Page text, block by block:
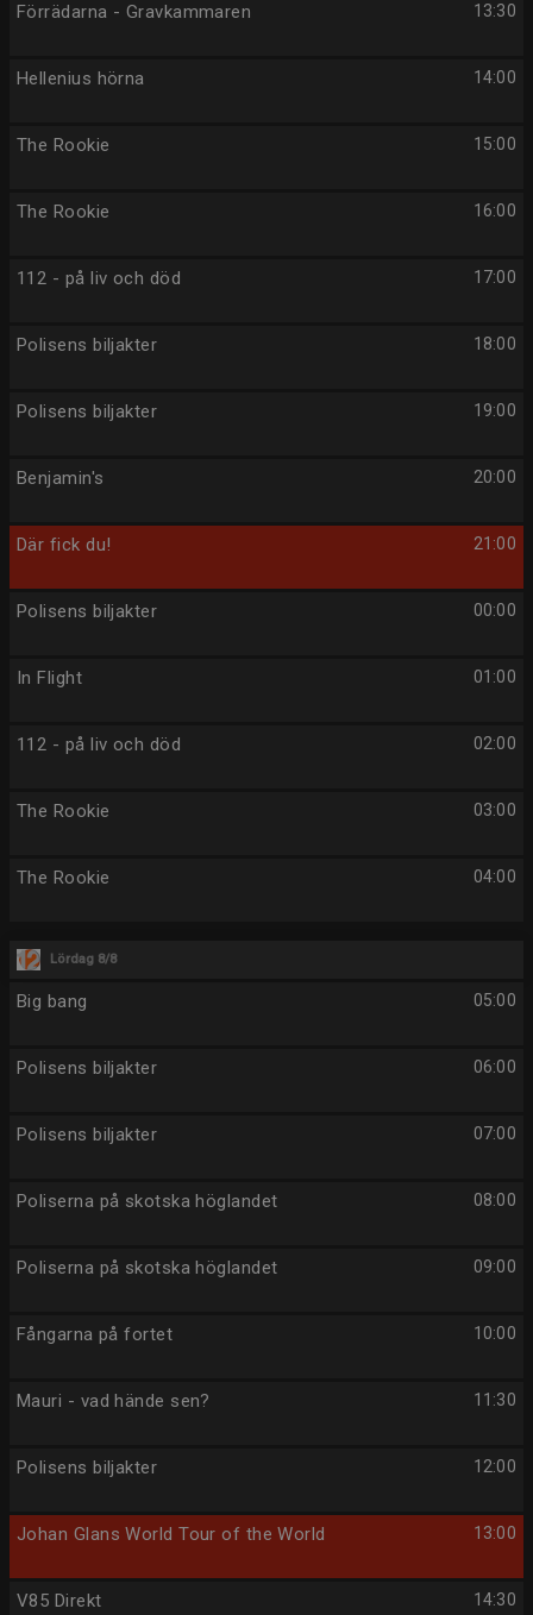
13:30
Förrädarna - Gravkammaren
14:00
Hellenius hörna
15:00
The Rookie
16:00
The Rookie
17:00
112 - på liv och död
18:00
Polisens biljakter
19:00
Polisens biljakter
20:00
Benjamin's
21:00
Där fick du!
00:00
Polisens biljakter
01:00
In Flight
02:00
112 - på liv och död
03:00
The Rookie
04:00
The Rookie
Lördag 8/8
05:00
Big bang
06:00
Polisens biljakter
07:00
Polisens biljakter
08:00
Poliserna på skotska höglandet
09:00
Poliserna på skotska höglandet
10:00
Fångarna på fortet
11:30
Mauri - vad hände sen?
12:00
Polisens biljakter
13:00
Johan Glans World Tour of the World
14:30
V85 Direkt